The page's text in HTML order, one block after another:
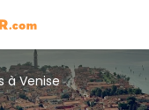
à Venise